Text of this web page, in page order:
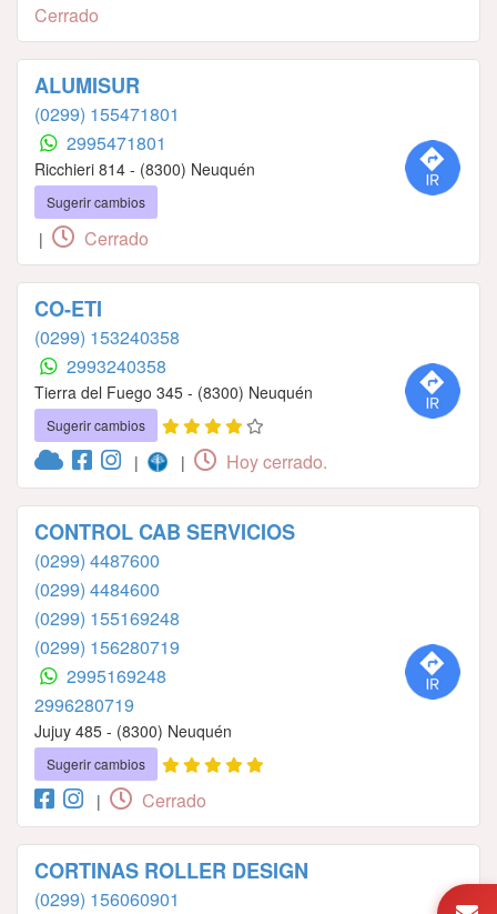
Cerrado
ALUMISUR
(0299) 155471801
2995471801
Ricchieri 814 - (8300) Neuquén
Sugerir cambios
| Cerrado
CO-ETI
(0299) 153240358
2993240358
Tierra del Fuego 345 - (8300) Neuquén
Sugerir cambios
| | Hoy cerrado.
CONTROL CAB SERVICIOS
(0299) 4487600
(0299) 4484600
(0299) 155169248
(0299) 156280719
2995169248
2996280719
Jujuy 485 - (8300) Neuquén
Sugerir cambios
| Cerrado
CORTINAS ROLLER DESIGN
(0299) 156060901